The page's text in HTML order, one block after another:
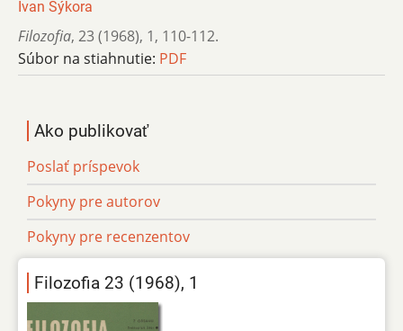
Ivan Sýkora
Filozofia, 23 (1968), 1, 110-112.
Súbor na stiahnutie: PDF
Ako publikovať
Poslať príspevok
Pokyny pre autorov
Pokyny pre recenzentov
Filozofia 23 (1968), 1